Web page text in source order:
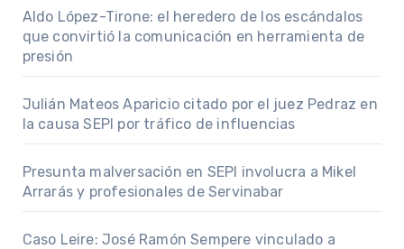
Aldo López-Tirone: el heredero de los escándalos
que convirtió la comunicación en herramienta de
presión
Julián Mateos Aparicio citado por el juez Pedraz en
la causa SEPI por tráfico de influencias
Presunta malversación en SEPI involucra a Mikel
Arrarás y profesionales de Servinabar
Caso Leire: José Ramón Sempere vinculado a